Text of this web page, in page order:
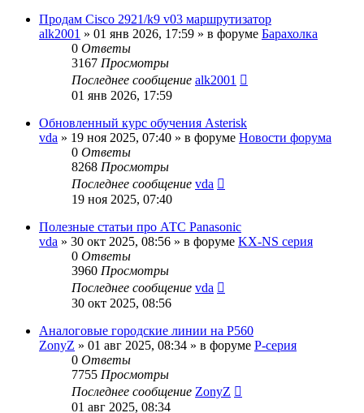
Продам Cisco 2921/k9 v03 маршрутизатор
alk2001 » 01 янв 2026, 17:59 » в форуме Барахолка
0 Ответы
3167 Просмотры
Последнее сообщение alk2001
01 янв 2026, 17:59
Обновленный курс обучения Asterisk
vda » 19 ноя 2025, 07:40 » в форуме Новости форума
0 Ответы
8268 Просмотры
Последнее сообщение vda
19 ноя 2025, 07:40
Полезные статьи про АТС Panasonic
vda » 30 окт 2025, 08:56 » в форуме KX-NS серия
0 Ответы
3960 Просмотры
Последнее сообщение vda
30 окт 2025, 08:56
Аналоговые городские линии на P560
ZonyZ » 01 авг 2025, 08:34 » в форуме P-серия
0 Ответы
7755 Просмотры
Последнее сообщение ZonyZ
01 авг 2025, 08:34